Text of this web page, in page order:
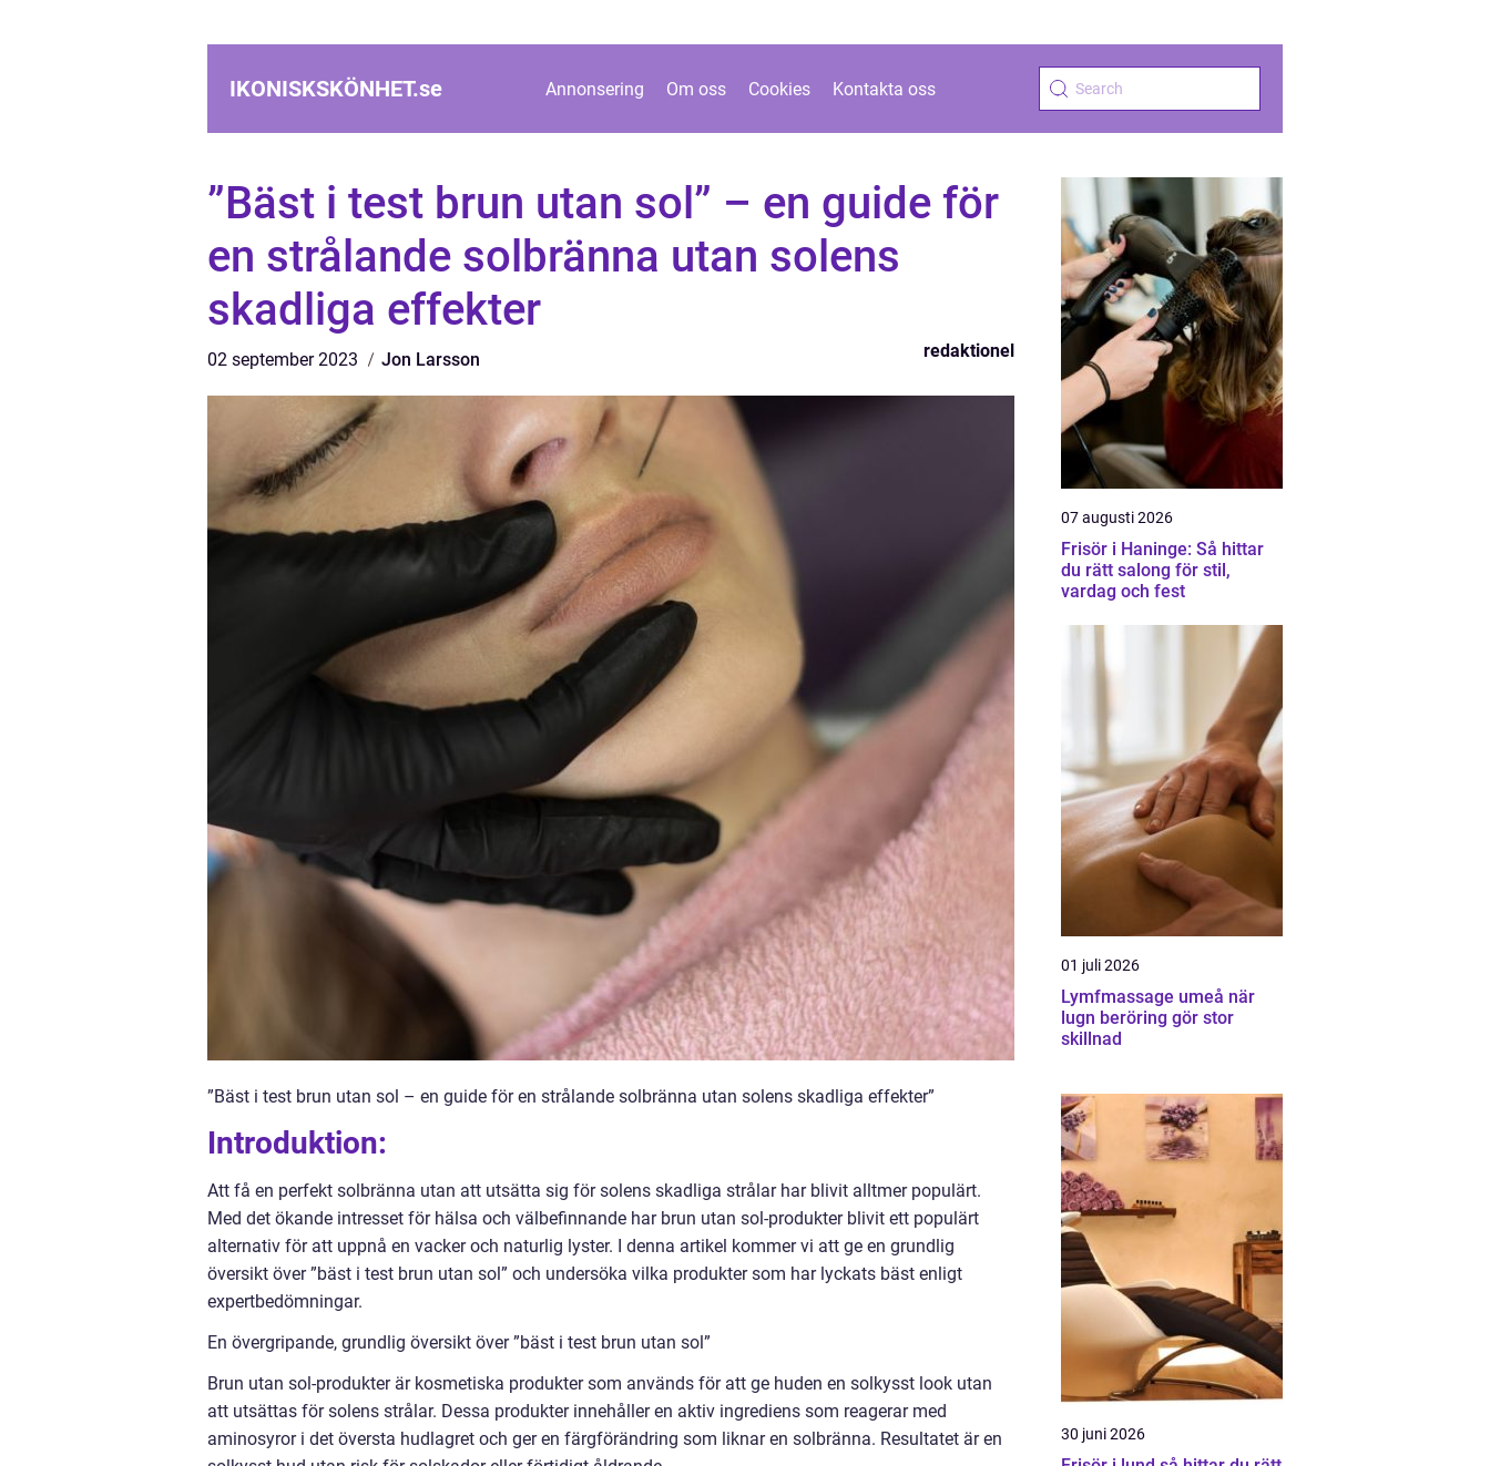
IKONISKSKÖNHET.se Annonsering Om oss Cookies Kontakta oss
”Bäst i test brun utan sol” – en guide för
en strålande solbränna utan solens
skadliga effekter
02 september 2023 Jon Larsson redaktionel
”Bäst i test brun utan sol – en guide för en strålande solbränna utan solens skadliga effekter”
Introduktion:
Att få en perfekt solbränna utan att utsätta sig för solens skadliga strålar har blivit alltmer populärt.
Med det ökande intresset för hälsa och välbefinnande har brun utan sol-produkter blivit ett populärt
alternativ för att uppnå en vacker och naturlig lyster. I denna artikel kommer vi att ge en grundlig
översikt över ”bäst i test brun utan sol” och undersöka vilka produkter som har lyckats bäst enligt
expertbedömningar.
En övergripande, grundlig översikt över ”bäst i test brun utan sol”
Brun utan sol-produkter är kosmetiska produkter som används för att ge huden en solkysst look utan
att utsättas för solens strålar. Dessa produkter innehåller en aktiv ingrediens som reagerar med
aminosyror i det översta hudlagret och ger en färgförändring som liknar en solbränna. Resultatet är en
07 augusti 2026
Frisör i Haninge: Så hittar
du rätt salong för stil,
vardag och fest
01 juli 2026
Lymfmassage umeå när
lugn beröring gör stor
skillnad
30 juni 2026